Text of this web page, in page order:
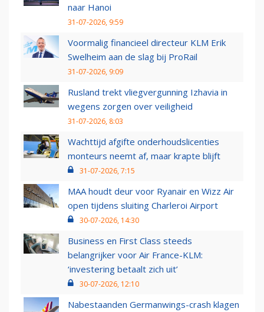
naar Hanoi
31-07-2026, 9:59
Voormalig financieel directeur KLM Erik
Swelheim aan de slag bij ProRail
31-07-2026, 9:09
Rusland trekt vliegvergunning Izhavia in
wegens zorgen over veiligheid
31-07-2026, 8:03
Wachttijd afgifte onderhoudslicenties
monteurs neemt af, maar krapte blijft
31-07-2026, 7:15
MAA houdt deur voor Ryanair en Wizz Air
open tijdens sluiting Charleroi Airport
30-07-2026, 14:30
Business en First Class steeds
belangrijker voor Air France-KLM:
‘investering betaalt zich uit’
30-07-2026, 12:10
Nabestaanden Germanwings-crash klagen